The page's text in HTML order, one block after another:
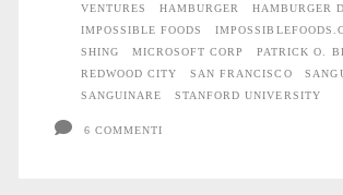
#2
VENTURES
HAMBURGER
HAMBURGER
IMPOSSIBLE FOODS
SHING
MICROSOFT CORP
PATRICK O.
REDWOOD CITY
SAN FRANCISCO
SANGUINARE
STANFORD UNIVERSITY
6 COMMENTI